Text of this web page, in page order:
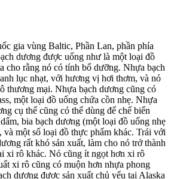
gia vùng Baltic, Phần Lan, phần phía
dương được uống như là một loại đồ
cho rằng nó có tính bổ dưỡng. Nhựa bạch
lục nhạt, với hương vị hơi thơm, và nó
thương mại. Nhựa bạch dương cũng có
một loại đồ uống chứa cồn nhẹ. Nhựa
cụ thể cũng có thể dùng để chế biến
bia bạch dương (một loại đồ uống nhẹ
một số loại đồ thực phẩm khác. Trái với
rất khó sản xuất, làm cho nó trở thành
xi rô khác. Nó cũng ít ngọt hơn xi rô
xi rô cũng có muộn hơn nhựa phong
dương được sản xuất chủ yếu tại Alaska